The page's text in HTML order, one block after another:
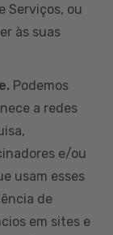
Serviços, ou
às suas
Podemos
a redes
e/ou
usam esses
de
em sites e